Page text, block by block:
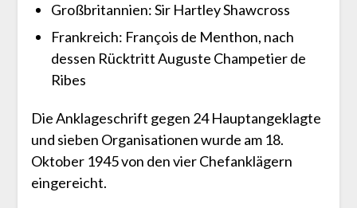
Großbritannien: Sir Hartley Shawcross
Frankreich: François de Menthon, nach
dessen Rücktritt Auguste Champetier de
Ribes
Die Anklageschrift gegen 24 Hauptangeklagte
und sieben Organisationen wurde am 18.
Oktober 1945 von den vier Chefanklägern
eingereicht.